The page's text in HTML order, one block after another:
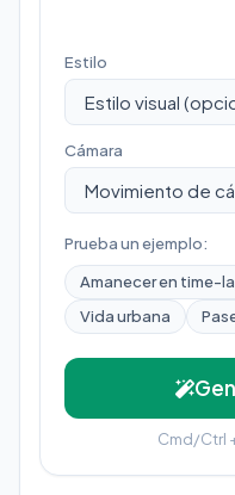
Estilo
Cámara
Prueba un ejemplo:
Amanecer en time-
Vida urbana
Cmd/Ctrl